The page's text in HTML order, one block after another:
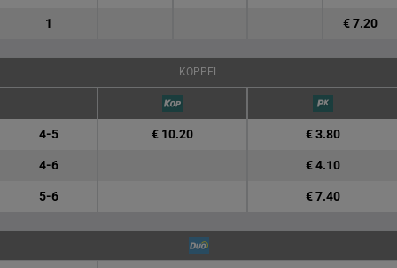
1 € 7.20
KOPPEL
4-5 € 10.20 € 3.80
4-6 € 4.10
5-6 € 7.40